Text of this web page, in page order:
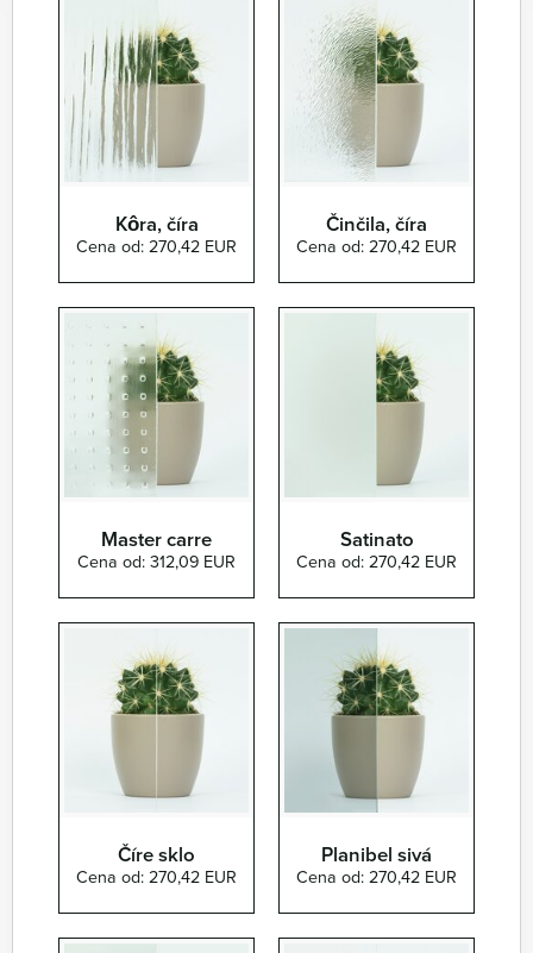
Kôra, číra
Cena od: 270,42 EUR
Činčila, číra
Cena od: 270,42 EUR
Master carre
Cena od: 312,09 EUR
Satinato
Cena od: 270,42 EUR
Číre sklo
Cena od: 270,42 EUR
Planibel sivá
Cena od: 270,42 EUR